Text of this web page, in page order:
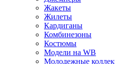
Жакеты
Жилеты
Кардиганы
Комбинезоны
Костюмы
Модели на WB
Молодежные